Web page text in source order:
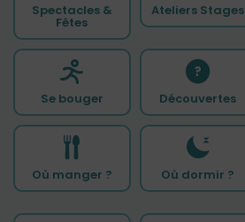
Spectacles &
Fêtes
Ateliers Stages
Se bouger Découvertes
Où manger ? Où dormir ?